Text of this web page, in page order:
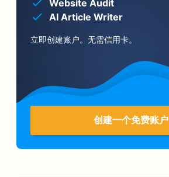
Website Audit
AI Article Writer
立即创建账户。无需信用卡。
创建一个免费账户